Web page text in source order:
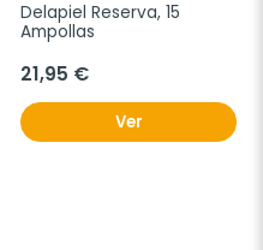
Delapiel Reserva, 15
Ampollas
21,95 €
Ver